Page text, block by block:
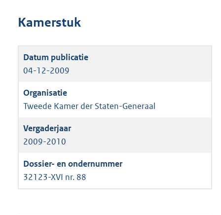
Kamerstuk
04-12-2009
Tweede Kamer der Staten-Generaal
2009-2010
32123-XVI nr. 88